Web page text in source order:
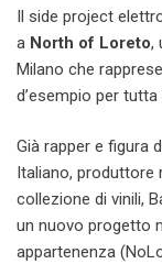
Il side project
a North of Loreto,
Milano che
d’esempio per tutta
Già rapper e figura
Italiano, produttore
collezione di vinili,
un nuovo progetto
appartenenza